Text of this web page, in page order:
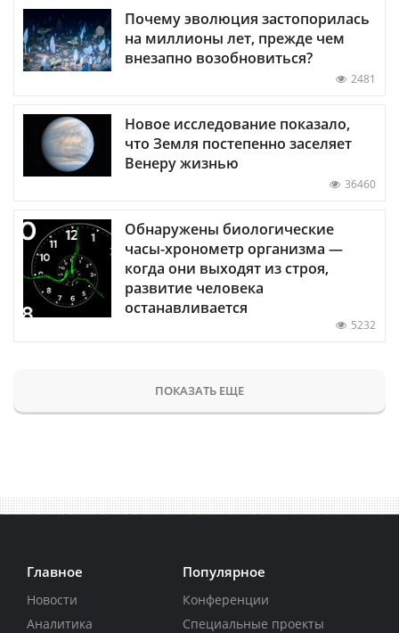
Почему эволюция застопорилась
на миллионы лет, прежде чем
внезапно возобновиться?
2481
Новое исследование показало,
что Земля постепенно заселяет
Венеру жизнью
36460
Обнаружены биологические
часы-хронометр организма —
когда они выходят из строя,
развитие человека
останавливается
5232
ПОКАЗАТЬ ЕЩЕ
Главное
Новости
Аналитика
Популярное
Конференции
Специальные проекты